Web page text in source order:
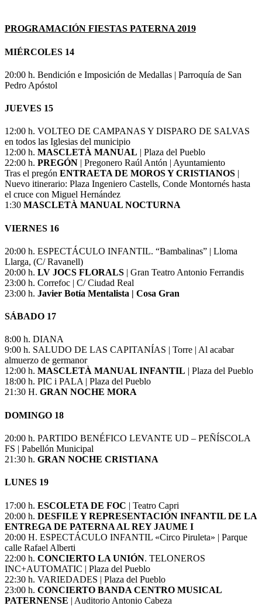
PROGRAMACIÓN FIESTAS PATERNA 2019
MIÉRCOLES 14
20:00 h. Bendición e Imposición de Medallas | Parroquía de San
Pedro Apóstol
JUEVES 15
12:00 h. VOLTEO DE CAMPANAS Y DISPARO DE SALVAS
en todos las Iglesias del municipio
12:00 h. MASCLETÀ MANUAL | Plaza del Pueblo
22:00 h. PREGÓN | Pregonero Raúl Antón | Ayuntamiento
Tras el pregón ENTRAETA DE MOROS Y CRISTIANOS |
Nuevo itinerario: Plaza Ingeniero Castells, Conde Montornés hasta
el cruce con Miguel Hernández
1:30 MASCLETÀ MANUAL NOCTURNA
VIERNES 16
20:00 h. ESPECTÁCULO INFANTIL. “Bambalinas” | Lloma
Llarga, (C/ Ravanell)
20:00 h. LV JOCS FLORALS | Gran Teatro Antonio Ferrandis
23:00 h. Correfoc | C/ Ciudad Real
23:00 h. Javier Botía Mentalista | Cosa Gran
SÁBADO 17
8:00 h. DIANA
9:00 h. SALUDO DE LAS CAPITANÍAS | Torre | Al acabar
almuerzo de germanor
12:00 h. MASCLETÀ MANUAL INFANTIL | Plaza del Pueblo
18:00 h. PIC i PALA | Plaza del Pueblo
21:30 H. GRAN NOCHE MORA
DOMINGO 18
20:00 h. PARTIDO BENÉFICO LEVANTE UD – PEÑÍSCOLA
FS | Pabellón Municipal
21:30 h. GRAN NOCHE CRISTIANA
LUNES 19
17:00 h. ESCOLETA DE FOC | Teatro Capri
20:00 h. DESFILE Y REPRESENTACIÓN INFANTIL DE LA
ENTREGA DE PATERNA AL REY JAUME I
20:00 H. ESPECTÁCULO INFANTIL «Circo Piruleta» | Parque
calle Rafael Alberti
22:00 h. CONCIERTO LA UNIÓN. TELONEROS
INC+AUTOMATIC | Plaza del Pueblo
22:30 h. VARIEDADES | Plaza del Pueblo
23:00 h. CONCIERTO BANDA CENTRO MUSICAL
PATERNENSE | Auditorio Antonio Cabeza